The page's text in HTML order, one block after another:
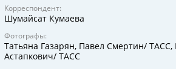
Корреспондент:
Шумайсат Кумаева
Фотографы:
Татьяна Газарян, Павел Смертин/
Астапкович/ ТАСС